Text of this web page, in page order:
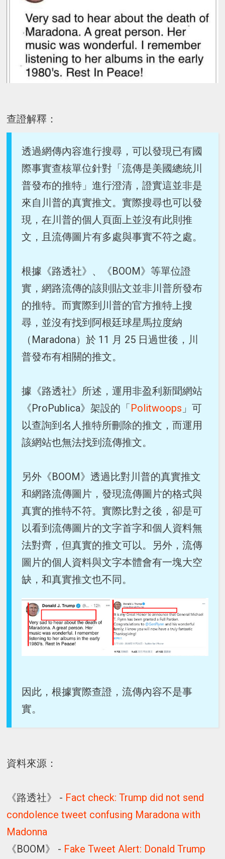
查證解釋：
透過網傳內容進行搜尋，可以發現已有國
際事實查核單位針對「流傳是美國總統川
普發布的推特」進行澄清，證實這並非是
來自川普的真實推文。實際搜尋也可以發
現，在川普的個人頁面上並沒有此則推
文，且流傳圖片有多處與事實不符之處。
根據《路透社》、《BOOM》等單位證
實，網路流傳的該則貼文並非川普所發布
的推特。而實際到川普的官方推特上搜
尋，並沒有找到阿根廷球星馬拉度納
（Maradona）於 11 月 25 日過世後，川
普發布有相關的推文。
據《路透社》所述，運用非盈利新聞網站
《ProPublica》架設的「Politwoops 」可
以查詢到名人推特所刪除的推文，而運用
該網站也無法找到流傳推文。
另外《BOOM》透過比對川普的真實推文
和網路流傳圖片，發現流傳圖片的格式與
真實的推特不符。實際比對之後，卻是可
以看到流傳圖片的文字首字和個人資料無
法對齊，但真實的推文可以。另外，流傳
圖片的個人資料與文字本體會有一塊大空
缺，和真實推文也不同。
因此，根據實際查證，流傳內容不是事
實。
資料來源：
《路透社》 - Fact check: Trump did not send
condolence tweet confusing Maradona with
Madonna
《BOOM》 - Fake Tweet Alert: Donald Trump